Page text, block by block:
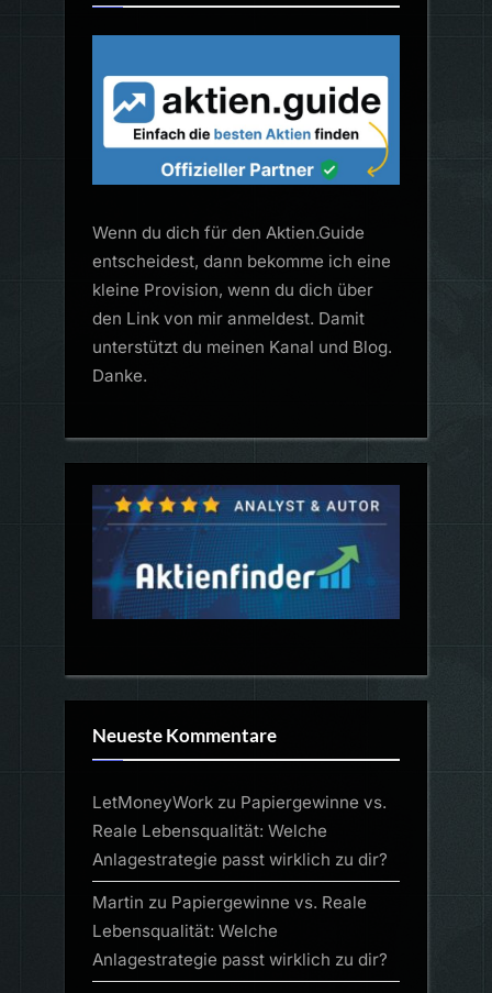
Wenn du dich für den Aktien.Guide
entscheidest, dann bekomme ich eine
kleine Provision, wenn du dich über
den Link von mir anmeldest. Damit
unterstützt du meinen Kanal und Blog.
Danke.
Neueste Kommentare
LetMoneyWork zu Papiergewinne vs.
Reale Lebensqualität: Welche
Anlagestrategie passt wirklich zu dir?
Martin zu Papiergewinne vs. Reale
Lebensqualität: Welche
Anlagestrategie passt wirklich zu dir?